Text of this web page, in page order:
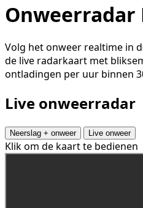
Onweerradar
Volg het onweer realtime in
de live radarkaart met
ontladingen per uur binnen
Live onweerradar
Neerslag + onweer Live onweer
Klik om de kaart te bedienen